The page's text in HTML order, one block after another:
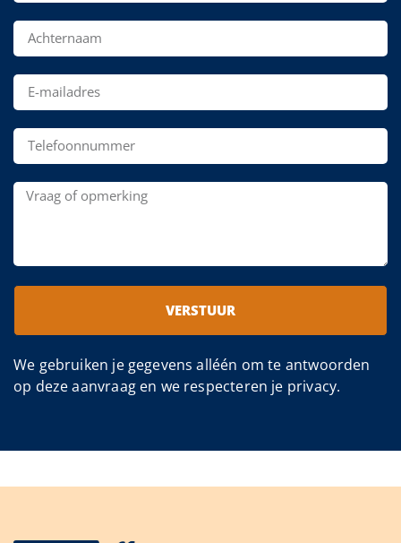
VERSTUUR
We gebruiken je gegevens alléén om te antwoorden
op deze aanvraag en we respecteren je privacy.